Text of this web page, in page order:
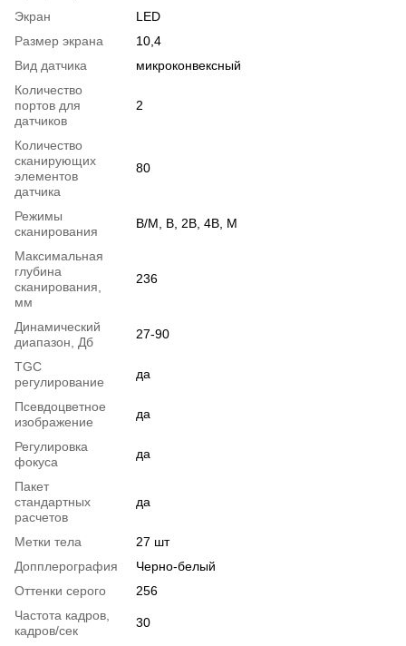
Экран
LED
Размер экрана
10,4
Вид датчика
микроконвексный
Количество
портов для
датчиков
2
Количество
сканирующих
элементов
датчика
80
Режимы
сканирования
B/M, B, 2B, 4B, M
Максимальная
глубина
сканирования,
мм
236
Динамический
диапазон, Дб
27-90
TGC
регулирование
да
Псевдоцветное
изображение
да
Регулировка
фокуса
да
Пакет
стандартных
расчетов
да
Метки тела
27 шт
Допплерография
Черно-белый
Оттенки серого
256
Частота кадров,
кадров/сек
30